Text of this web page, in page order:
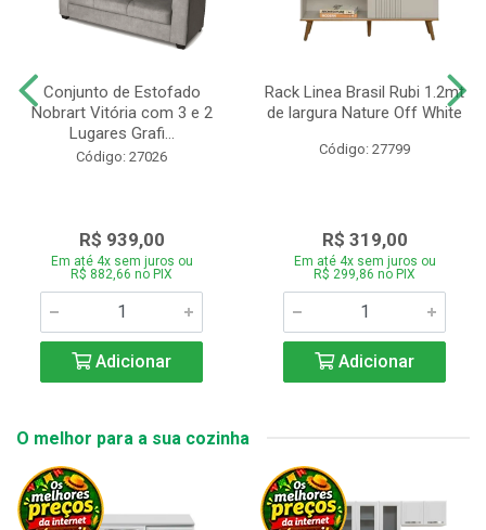
Conjunto de Estofado
Nobrart Vitória com 3 e 2
Lugares Grafi...
Código: 27026
R$ 939,00
Em até 4x sem juros ou
R$ 882,66 no PIX
Adicionar
Rack Linea Brasil Rubi 1.2mt
de largura Nature Off White
Código: 27799
R$ 319,00
Em até 4x sem juros ou
R$ 299,86 no PIX
Adicionar
O melhor para a sua cozinha